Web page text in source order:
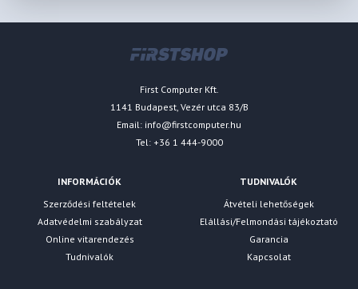
First Computer Kft.
1141 Budapest, Vezér utca 83/B
Email: info@firstcomputer.hu
Tel: +36 1 444-9000
INFORMÁCIÓK
Szerződési feltételek
Adatvédelmi szabályzat
Online vitarendezés
Tudnivalók
TUDNIVALÓK
Átvételi lehetőségek
Elállási/Felmondási tájékoztató
Garancia
Kapcsolat